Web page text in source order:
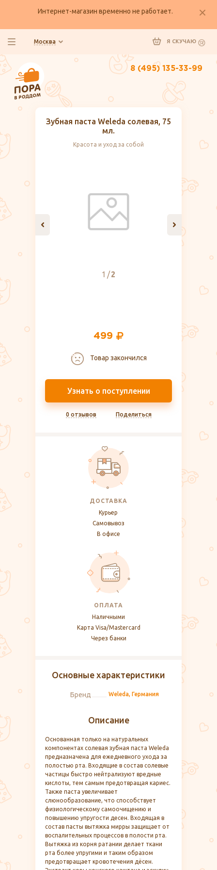
Интернет-магазин временно не работает.
Москва Я СКУЧАЮ
8 (495) 135-33-99
Зубная паста Weleda солевая, 75
мл.
Красота и уход за собой
1 2
499
Товар закончился
Узнать о поступлении
0 отзывов Поделиться
ДОСТАВКА
Курьер
Самовывоз
В офисе
ОПЛАТА
Наличными
Карта Visa/Mastercard
Через банки
Описание
Основанная только на натуральных
компонентах солевая зубная паста Weleda
предназначена для ежедневного ухода за
полостью рта. Входящие в состав солевые
частицы быстро нейтрализуют вредные
кислоты, тем самым предотвращая кариес.
Также паста увеличивает
слюнообразование, что способствует
физиологическому самоочищению и
повышению упругости десен. Входящая в
состав пасты вытяжка мирры защищает от
воспалительных процессов в полости рта.
Вытяжка из корня ратании делает ткани
рта более упругими и таким образом
предотвращает кровотечения дёсен.
Основные характеристики
Бренд Weleda, Германия